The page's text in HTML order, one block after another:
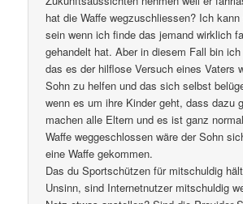
hat die Waffe wegzuschliessen? Ich
sein wenn ich finde das jemand wirklich
gehandelt hat. Aber in diesem Fall bin
das es der hilflose Versuch eines Vaters
Sohn zu helfen und das sich selbst
wenn es um ihre Kinder geht, dass dazu
machen alle Eltern und es ist ganz
Waffe weggeschlossen wäre der Sohn
eine Waffe gekommen.
Das du Sportschützen für mitschuldig
Unsinn, sind Internetnutzer mitschuldig